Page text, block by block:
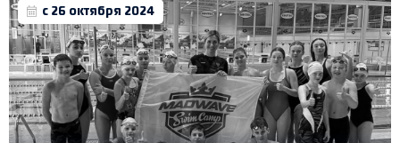
с 26 октября 2024